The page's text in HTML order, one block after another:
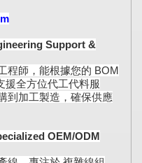
Support &
程師，能根據您的 BOM
援全方位代工代料服
到加工製造，確保供應
OEM/ODM